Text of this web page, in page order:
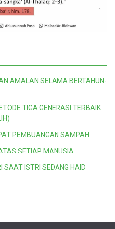
AMALAN SELAMA BERTAHUN-
TIGA GENERASI TERBAIK
PEMBUANGAN SAMPAH
SETIAP MANUSIA
SAAT ISTRI SEDANG HAID